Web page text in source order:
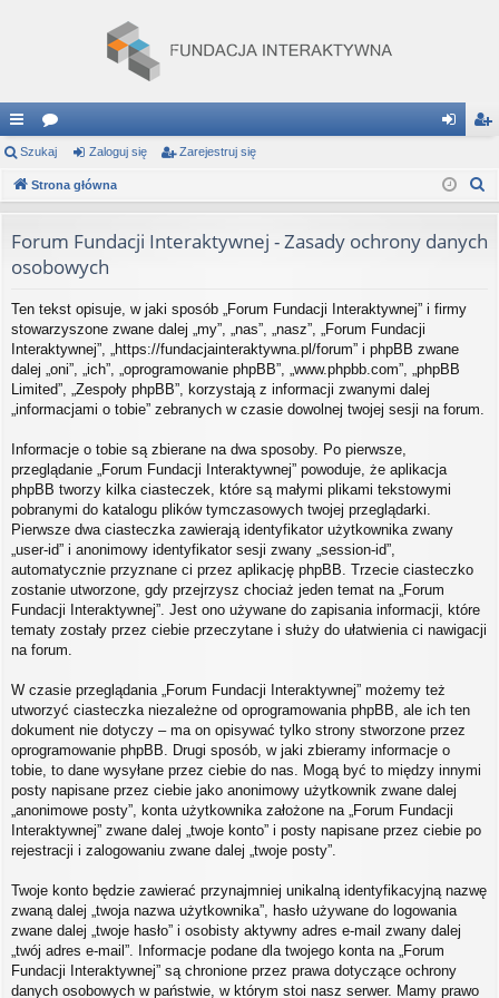
ię
ce
…
or
a og
si
ej
tru
Szukaj Zaloguj się Zarejestruj się
Strona główna
Forum Fundacji Interaktywnej - Zasady ochrony danych
osobowych
Ten tekst opisuje, w jaki sposób „Forum Fundacji Interaktywnej” i firmy
stowarzyszone zwane dalej „my”, „nas”, „nasz”, „Forum Fundacji
Interaktywnej”, „https://fundacjainteraktywna.pl/forum” i phpBB zwane
dalej „oni”, „ich”, „oprogramowanie phpBB”, „www.phpbb.com”, „phpBB
Limited”, „Zespoły phpBB”, korzystają z informacji zwanymi dalej
„informacjami o tobie” zebranych w czasie dowolnej twojej sesji na forum.
Informacje o tobie są zbierane na dwa sposoby. Po pierwsze,
przeglądanie „Forum Fundacji Interaktywnej” powoduje, że aplikacja
phpBB tworzy kilka ciasteczek, które są małymi plikami tekstowymi
pobranymi do katalogu plików tymczasowych twojej przeglądarki.
Pierwsze dwa ciasteczka zawierają identyfikator użytkownika zwany
„user-id” i anonimowy identyfikator sesji zwany „session-id”,
automatycznie przyznane ci przez aplikację phpBB. Trzecie ciasteczko
zostanie utworzone, gdy przejrzysz chociaż jeden temat na „Forum
Fundacji Interaktywnej”. Jest ono używane do zapisania informacji, które
tematy zostały przez ciebie przeczytane i służy do ułatwienia ci nawigacji
na forum.
W czasie przeglądania „Forum Fundacji Interaktywnej” możemy też
utworzyć ciasteczka niezależne od oprogramowania phpBB, ale ich ten
dokument nie dotyczy – ma on opisywać tylko strony stworzone przez
oprogramowanie phpBB. Drugi sposób, w jaki zbieramy informacje o
tobie, to dane wysyłane przez ciebie do nas. Mogą być to między innymi
posty napisane przez ciebie jako anonimowy użytkownik zwane dalej
„anonimowe posty”, konta użytkownika założone na „Forum Fundacji
Interaktywnej” zwane dalej „twoje konto” i posty napisane przez ciebie po
rejestracji i zalogowaniu zwane dalej „twoje posty”.
Twoje konto będzie zawierać przynajmniej unikalną identyfikacyjną nazwę
zwaną dalej „twoja nazwa użytkownika”, hasło używane do logowania
zwane dalej „twoje hasło” i osobisty aktywny adres e-mail zwany dalej
„twój adres e-mail”. Informacje podane dla twojego konta na „Forum
Fundacji Interaktywnej” są chronione przez prawa dotyczące ochrony
danych osobowych w państwie, w którym stoi nasz serwer. Mamy prawo